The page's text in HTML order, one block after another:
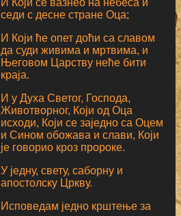
И Који се вазнео на небеса и
седи с десне стране Оца;
И Који ће опет доћи са славом
да суди живима и мртвима, и
Његовом Царству неће бити
краја.
И у Духа Светог, Господа,
Животворног, Који од Оца
исходи, Који се заједно са Оцем
и Сином обожава и слави, Који
је говорио кроз пророке.
У једну, свету, саборну и
апостолску Цркву.
Исповедам једно крштење за